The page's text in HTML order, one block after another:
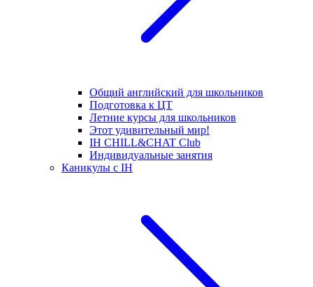
Общий английский для школьников
Подготовка к ЦТ
Летние курсы для школьников
Этот удивительный мир!
IH CHILL&CHAT Club
Индивидуальные занятия
Каникулы с IH